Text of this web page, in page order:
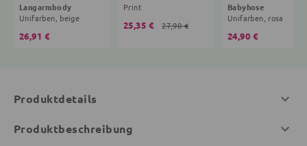
Langarmbody
Unifarben, beige
26,91 €
Print
25,35 € 27,90 €
Babyhose
Unifarben, rosa
24,90 €
Produktdetails
Produktbeschreibung